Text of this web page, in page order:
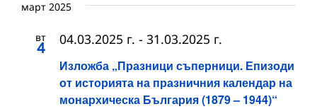
март 2025
вт
4
Изложба „Празници съперници. Епизоди
от историята на празничния календар на
монархическа България (1879 – 1944)“
04.03.2025 г. - 31.03.2025 г.